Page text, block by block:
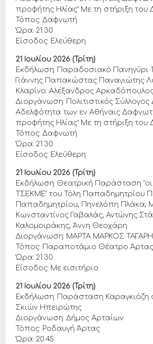
προφήτης Ηλίας” Με τη στήριξη
Τόπος: Δαφνωτή
Ώρα: 21.30
Είσοδος: Ελεύθερη
21 Ιουλίου 2026 (Τρίτη)
Εκδήλωση: Παραδοσιακό Πανηγύρι
Γιάννης Παπακώστας Παναγιώτης
Κλαρίνο: Αλέξανδρος
Διοργάνωση: Πολιτιστικός
Αδελφότητα των εν Αθήναις
προφήτης Ηλίας” Με τη στήριξη
Τόπος: Δαφνωτή
Ώρα: 21.30
Είσοδος: Ελεύθερη
21 Ιουλίου 2026 (Τρίτη)
Εκδήλωση: Θεατρική Παράσταση
ΤΣΕΚΜΕ” του Τόλη Παπαδημητρίου
Παπαδημητρίου, Πηνελόπη Πλάκα,
Κωνσταντίνος Γαβαλάς, Αντώνης
Καλομοιράκης, Άννη Θεοχάρη
Διοργάνωση: ΜΑΡΤΑ ΜΑΡΚΟΣ
Τόπος: Παραποτάμιο Θέατρο Άρτας
Ώρα: 21.30
Είσοδος: Με εισιτήριο
21 Ιουλίου 2026 (Τρίτη)
Εκδήλωση: Παράσταση
Σκιών Ηπειρώτης
Διοργάνωση: Δήμος Αρταίων
Τόπος: Ροδαυγή Άρτας
Ώρα: 20.45